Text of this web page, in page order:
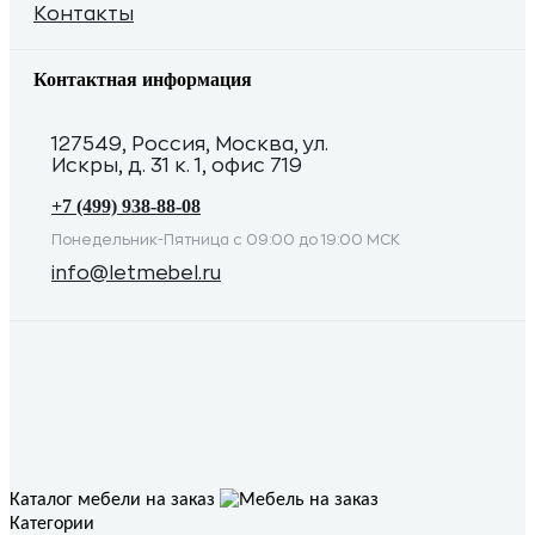
Контакты
Контактная информация
127549, Россия, Москва, ул.
Искры, д. 31 к. 1, офис 719
+7 (499) 938-88-08
Понедельник-Пятница с 09:00 до 19:00 МСК
info@letmebel.ru
Каталог мебели на заказ
Категории